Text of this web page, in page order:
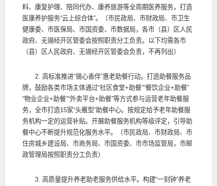
料、康复护理、陪同代办、康养旅游等全周期医养服务，打造
医康养护服务“云上综合体”。〔市民政局、市财政局、市卫生
健康委、市医保局、市国资委、市数据局，各市（县）区人民
政府、无锡经开区管委会按照职责分工负责。以下均需各市
（县）区人民政府、无锡经开区管委会负责，不再列出〕
2. 高标准推进“锡心香伴”惠老助餐行动。打造助餐服务品
牌，鼓励各类市场主体通过“社区食堂+助餐”“餐饮企业+助餐”
“物业企业+助餐”“外卖平台+助餐”等方式参与运营老年助餐服
务，全市打造15家“头雁型”助餐中心。按规定给予老年助餐服
务机构一定的运营补贴。开展助餐服务机构等级评定，引导助
餐中心不断提升规范化服务水平。（市民政局、市财政局、市
住房城乡建设局、市商务局、市国资委、市市场监管局，市邮
政管理局按照职责分工负责）
3. 高质量提升养老助老服务供给水平。构建“一刻钟”养老